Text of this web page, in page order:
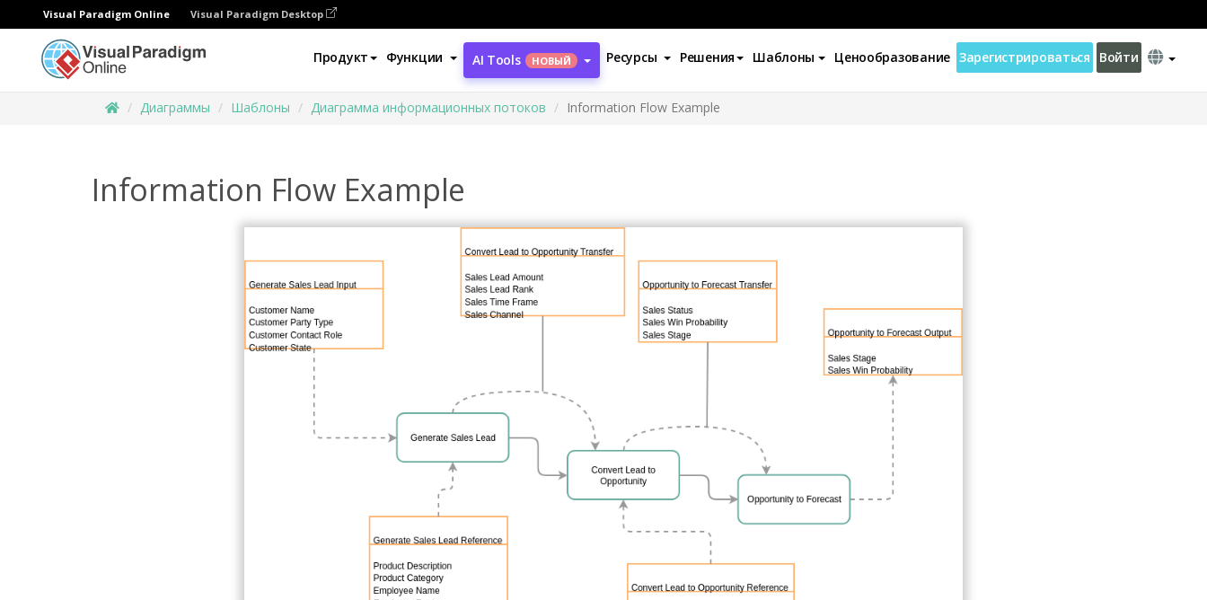
Visual Paradigm Online Visual Paradigm Desktop
Продукт Функции AI Tools НОВЫЙ Ресурсы Решения Шаблоны Ценообразование Зарегистрироваться Войти
Диаграммы Шаблоны Диаграмма информационных потоков Information Flow Example
Information Flow Example